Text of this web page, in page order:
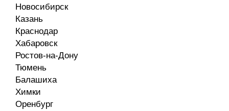
Новосибирск
Казань
Краснодар
Хабаровск
Ростов-на-Дону
Тюмень
Балашиха
Химки
Оренбург